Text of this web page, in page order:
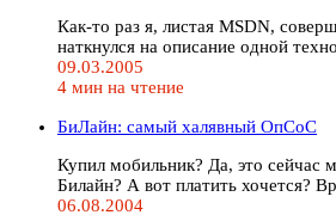
Как-то раз я, листая MSDN,
наткнулся на описание одной
09.03.2005
4 мин на чтение
БиЛайн: самый халявный ОпСоС
Купил мобильник? Да, это сейчас
Билайн? А вот платить хочется?
06.08.2004